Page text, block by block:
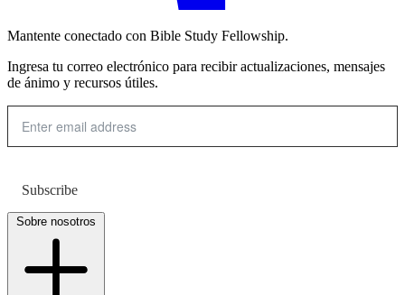
Mantente conectado con Bible Study Fellowship.
Ingresa tu correo electrónico para recibir actualizaciones, mensajes
de ánimo y recursos útiles.
Subscribe
Sobre nosotros